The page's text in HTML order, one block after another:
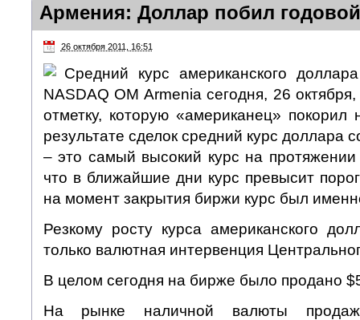
Армения: Доллар побил
26 октября 2011, 16:51
Средний курс американского
NASDAQ OM Armenia сегодня, 26
отметку, которую «американец»
результате сделок средний курс доллара
– это самый высокий курс на
что в ближайшие дни курс превысит
на момент закрытия биржи курс был
Резкому росту курса американского
только валютная интервенция
В целом сегодня на бирже было продано
На рынке наличной валюты